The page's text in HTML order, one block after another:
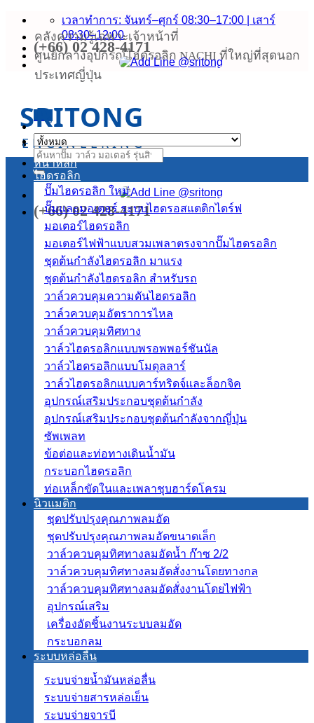
ข้าม
เนื้อหา
เวลาทำการ: จันทร์–ศุกร์ 08:30–17:00 | เสาร์
08:30–12:00
ศูนย์กลางอุปกรณ์ไฮดรอลิก NACHI ที่ใหญ่ที่สุดนอก
ประเทศญี่ปุ่น
คลังความรู้เฉพาะเจ้าหน้าที่
(+66) 02 428-4171
ENGINEERING
SRITONG
ค้นหา:
(+66) 02 428-4171
หน้าหลัก
ไฮดรอลิก
ปั๊มไฮดรอลิก
ปั๊มและมอเตอร์ ระบบไฮดรอสแตติกไดร์ฟ
มอเตอร์ไฮดรอลิก
มอเตอร์ไฟฟ้าแบบสวมเพลาตรงจากปั๊มไฮดรอลิก
ชุดต้นกำลังไฮดรอลิก
ชุดต้นกำลังไฮดรอลิก สำหรับรถ
วาล์วควบคุมความดันไฮดรอลิก
วาล์วควบคุมอัตราการไหล
วาล์วควบคุมทิศทาง
วาล์วไฮดรอลิกแบบพรอพพอร์ชันนัล
วาล์วไฮดรอลิกแบบโมดุลลาร์
วาล์วไฮดรอลิกแบบคาร์ทริดจ์และล็อกจิค
อุปกรณ์เสริมประกอบชุดต้นกำลัง
อุปกรณ์เสริมประกอบชุดต้นกำลังจากญี่ปุ่น
ซัพเพลท
ข้อต่อและท่อทางเดินน้ำมัน
กระบอกไฮดรอลิก
ท่อเหล็กขัดในและเพลาชุบฮาร์ดโครม
นิวแมติก
ชุดปรับปรุงคุณภาพลมอัด
ชุดปรับปรุงคุณภาพลมอัดขนาดเล็ก
วาล์วควบคุมทิศทางลมอัดน้ำ ก๊าซ 2/2
วาล์วควบคุมทิศทางลมอัดสั่งงานโดยทางกล
วาล์วควบคุมทิศทางลมอัดสั่งงานโดยไฟฟ้า
อุปกรณ์เสริม
เครื่องอัดชิ้นงานระบบลมอัด
กระบอกลม
ระบบหล่อลื่น
ระบบจ่ายน้ำมันหล่อลื่น
ระบบจ่ายสารหล่อเย็น
ระบบจ่ายจารบี